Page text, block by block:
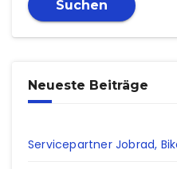
Suchen
Neueste Beiträge
Servicepartner Jobrad,